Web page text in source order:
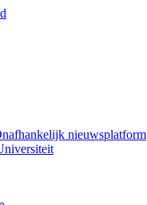
nieuwsplatform